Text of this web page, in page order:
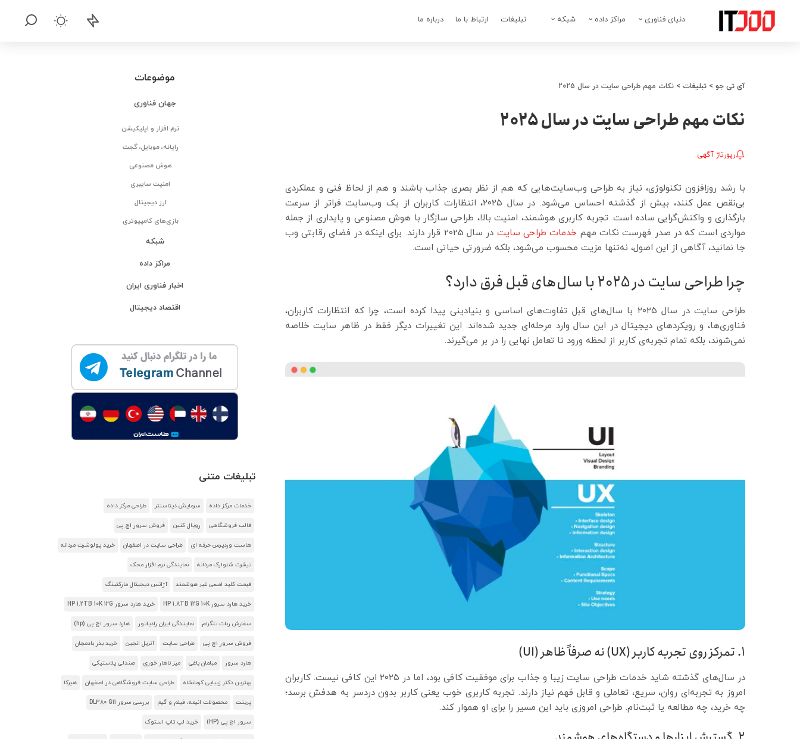
دنیای فناوری مراکز داده شبکه تبلیغات ارتباط با ما درباره ما
آی تی جو > تبلیغات > نکات مهم طراحی سایت در سال 2025
نکات مهم طراحی سایت در سال 2025
رپورتاژ آگهی
با رشد روزافزون تکنولوژی، نیاز به طراحی وب‌سایت‌هایی که هم از نظر بصری جذاب باشند و هم از لحاظ فنی و عملکردی
بی‌نقص عمل کنند، بیش از گذشته احساس می‌شود. در سال ۲۰۲۵، انتظارات کاربران از یک وب‌سایت فراتر از سرعت
بارگذاری و واکنش‌گرایی ساده است. تجربه کاربری هوشمند، امنیت بالا، طراحی سازگار با هوش مصنوعی و پایداری از جمله
مواردی است که در صدر فهرست نکات مهم خدمات طراحی سایت
در سال 2025 قرار دارند. برای اینکه در فضای رقابتی وب
جا نمانید، آگاهی از این اصول، نه‌تنها مزیت محسوب می‌شود، بلکه ضرورتی حیاتی است.
چرا طراحی سایت در 2025 با سال‌های قبل فرق دارد؟
طراحی سایت در سال ۲۰۲۵ با سال‌های قبل تفاوت‌های اساسی و بنیادینی پیدا کرده است، چرا که انتظارات کاربران،
فناوری‌ها، و رویکردهای دیجیتال در این سال وارد مرحله‌ای جدید شده‌اند. این تغییرات دیگر فقط در ظاهر سایت خلاصه
نمی‌شوند، بلکه تمام تجربه‌ی کاربر از لحظه ورود تا تعامل نهایی را در بر می‌گیرند.
۱. تمرکز روی تجربه کاربر (UX) نه صرفاً ظاهر (UI)
در سال‌های گذشته شاید خدمات طراحی سایت زیبا و جذاب برای موفقیت کافی بود، اما در ۲۰۲۵ این کافی نیست. کاربران
امروز به تجربه‌ای روان، سریع، تعاملی و قابل فهم نیاز دارند. تجربه کاربری خوب یعنی کاربر بدون دردسر به هدفش برسد؛
چه خرید، چه مطالعه یا ثبت‌نام. طراحی امروزی باید این مسیر را برای او هموار کند.
موضوعات
جهان فناوری
نرم افزار و اپلیکیشن
رایانه، موبایل، گجت
هوش مصنوعی
امنیت سایبری
ارز دیجیتال
بازی‌های کامپیوتری
شبکه
مراکز داده
اخبار فناوری ایران
اقتصاد دیجیتال
تبلیغات متنی
خدمات مرکز داده سرمایش دیتاسنتر طراحی مرکز داده
قالب فروشگاهی رویال کنین فروش سرور اچ پی
هاست وردپرس حرفه ای طراحی سایت در اصفهان خرید پولوشرت مردانه
تیشرت شلوارک مردانه نمایندگی نرم افزار محک
قیمت کلید لمسی غیر هوشمند آژانس دیجیتال مارکتینگ
خرید هارد سرور HP 1.8TB 12G 10K خرید هارد سرور HP 1.2TB 10K 12G
سفارش ربات تلگرام نمایندگی ایران رادیاتور هارد سرور اچ پی (hp)
فروش سرور اچ پی طراحی سایت آنریل انجین خرید بذر بادمجان
هارد سرور مبلمان باغی میز ناهار خوری صندلی پلاستیکی
بهترین دکتر زیبایی کرمانشاه طراحی سایت فروشگاهی در اصفهان هیرکا
پرینت محصولات انیمه، فیلم و گیم بررسی سرور DL380 G11
سرور اچ پی (HP) خرید لپ تاپ استوک